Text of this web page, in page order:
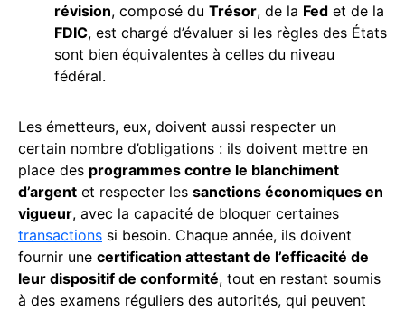
révision, composé du Trésor, de la Fed et de la
FDIC, est chargé d’évaluer si les règles des États
sont bien équivalentes à celles du niveau
fédéral.
Les émetteurs, eux, doivent aussi respecter un
certain nombre d’obligations : ils doivent mettre en
place des programmes contre le blanchiment
d’argent et respecter les sanctions économiques en
vigueur, avec la capacité de bloquer certaines
transactions si besoin. Chaque année, ils doivent
fournir une certification attestant de l’efficacité de
leur dispositif de conformité, tout en restant soumis
à des examens réguliers des autorités, qui peuvent